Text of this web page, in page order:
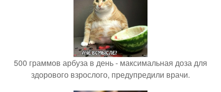
500 граммов арбуза в день - максимальная доза для
здорового взрослого, предупредили врачи.